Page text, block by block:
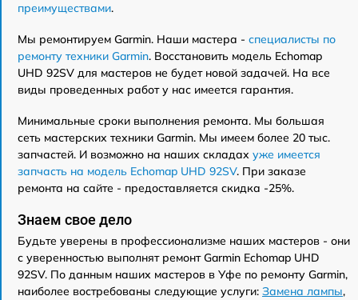
преимуществами.
Мы ремонтируем Garmin. Наши мастера - специалисты по
ремонту техники Garmin. Восстановить модель Echomap
UHD 92SV для мастеров не будет новой задачей. На все
виды проведенных работ у нас имеется гарантия.
Минимальные сроки выполнения ремонта. Мы большая
сеть мастерских техники Garmin. Мы имеем более 20 тыс.
запчастей. И возможно на наших складах уже имеется
запчасть на модель Echomap UHD 92SV. При заказе
ремонта на сайте - предоставляется скидка -25%.
Знаем свое дело
Будьте уверены в профессионализме наших мастеров - они
с уверенностью выполнят ремонт Garmin Echomap UHD
92SV. По данным наших мастеров в Уфе по ремонту Garmin,
наиболее востребованы следующие услуги: Замена лампы,